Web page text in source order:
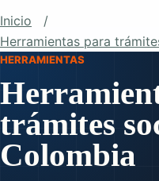
Inicio
Herramientas para
HERRAMIENTAS
trámites
Colombia